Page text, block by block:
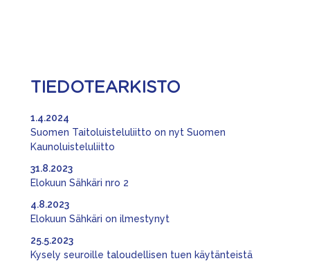
TIEDOTEARKISTO
Suomen Taitoluisteluliitto on nyt Suomen
Kaunoluisteluliitto
1.4.2024
Elokuun Sähkäri nro 2
31.8.2023
Elokuun Sähkäri on ilmestynyt
4.8.2023
Kysely seuroille taloudellisen tuen käytänteistä
25.5.2023